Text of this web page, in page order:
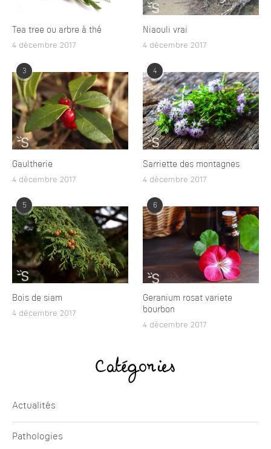
Tea tree ou arbre à thé
4 décembre 2017
Niaouli vrai
4 décembre 2017
3
Gaultherie
4 décembre 2017
4
Sarriette des montagnes
4 décembre 2017
5
Bois de siam
4 décembre 2017
6
Geranium rosat variete
bourbon
4 décembre 2017
Catégories
Actualités
Pathologies